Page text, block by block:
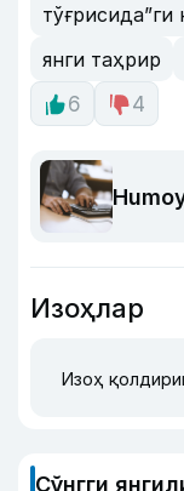
тўғрисида”ги
янги таҳрир
6
4
Изоҳлар
Изоҳ
Сўнгги